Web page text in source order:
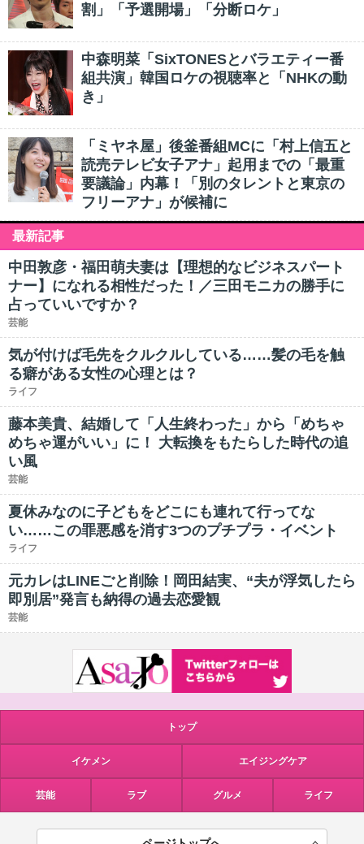
割」「予選開場」「分断ロケ」
中森明菜「SixTONESとバラエティー番
組共演」韓国ロケの視聴率と「NHKの動
き」
「ミヤネ屋」後釜番組MCに「村上信五と
読売テレビ女子アナ」起用までの「最重
要議論」内幕！「別のタレントと東京の
フリーアナ」が候補に
最新記事
中田敦彦・福田萌夫妻は【理想的なビジネスパート
ナー】になれる相性だった！／三田モニカの勝手に
占っていいですか？
芸能
気が付けば毛先をクルクルしている……髪の毛を触
る癖がある女性の心理とは？
ライフ
藤本美貴、結婚して「人生終わった」から「めちゃ
めちゃ運がいい」に！ 大転換をもたらした時代の追
い風
芸能
夏休みなのに子どもをどこにも連れて行ってな
い……この罪悪感を消す3つのプチプラ・イベント
ライフ
元カレはLINEごと削除！岡田結実、“夫が浮気したら
即別居”発言も納得の過去恋愛観
芸能
トップ
イケメン エイジングケア
芸能 ラブ グルメ ライフ